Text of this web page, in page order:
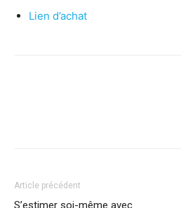
Lien d’achat
Article précédent
S’estimer soi-même avec